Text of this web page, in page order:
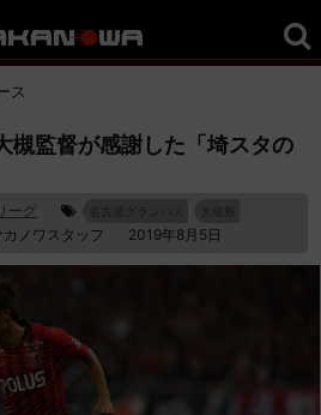
ス
槻監督が感謝した「埼スタの
ーグ
カノワスタッフ 2019年8月5日